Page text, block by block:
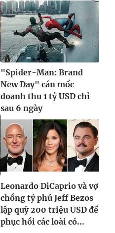
"Spider-Man: Brand
New Day" cán mốc
doanh thu 1 tỷ USD chỉ
sau 6 ngày
Leonardo DiCaprio và vợ
chồng tỷ phú Jeff Bezos
lập quỹ 200 triệu USD để
phục hồi các loài có...